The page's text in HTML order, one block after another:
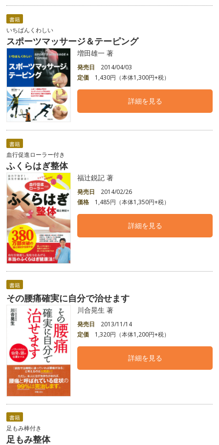
書籍
いちばんくわしい
スポーツマッサージ＆テーピング
増田雄一 著
発売日
2014/04/03
定価
1,430円（本体1,300円+税）
詳細を見る
書籍
血行促進ローラー付き
ふくらはぎ整体
福辻鋭記 著
発売日
2014/02/26
価格
1,485円（本体1,350円+税）
詳細を見る
書籍
その腰痛確実に自分で治せます
川合晃生 著
発売日
2013/11/14
定価
1,320円（本体1,200円+税）
詳細を見る
書籍
足もみ棒付き
足もみ整体